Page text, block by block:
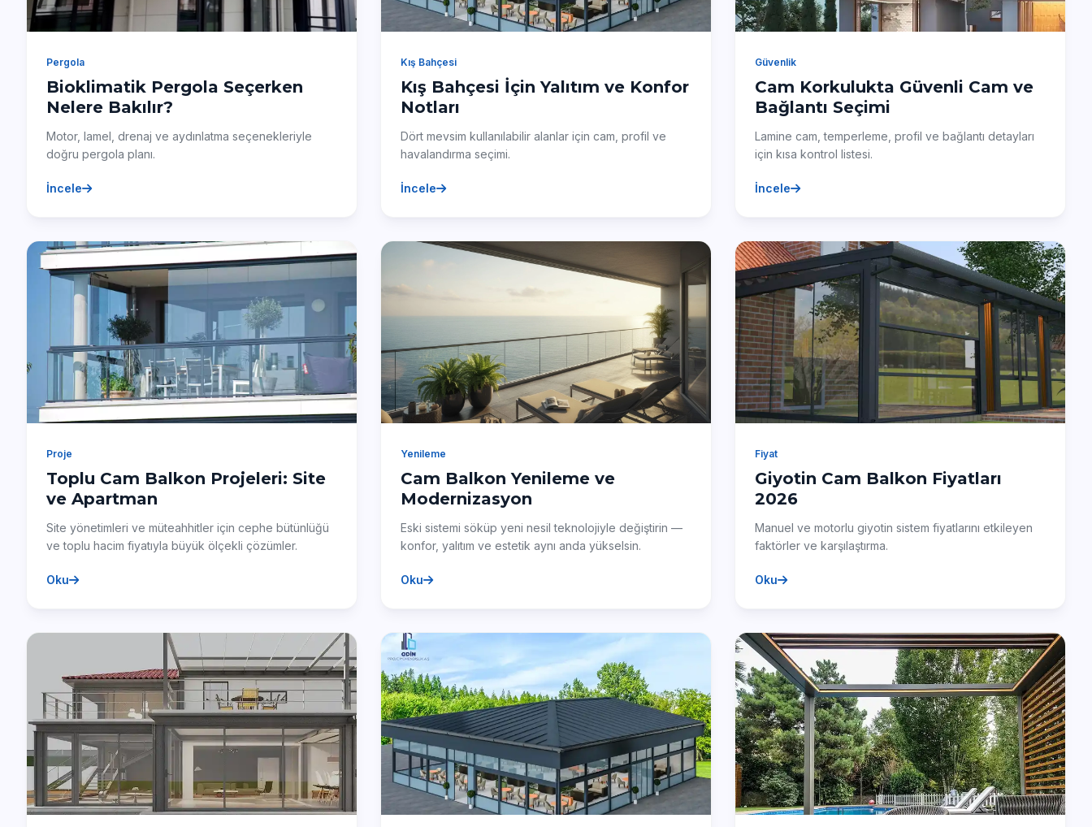
Pergola
Bioklimatik Pergola Seçerken
Nelere Bakılır?
Motor, lamel, drenaj ve aydınlatma seçenekleriyle
doğru pergola planı.
İncele
Kış Bahçesi
Kış Bahçesi İçin Yalıtım ve Konfor
Notları
Dört mevsim kullanılabilir alanlar için cam, profil ve
havalandırma seçimi.
İncele
Güvenlik
Cam Korkulukta Güvenli Cam ve
Bağlantı Seçimi
Lamine cam, temperleme, profil ve bağlantı detayları
için kısa kontrol listesi.
İncele
Proje
Toplu Cam Balkon Projeleri: Site
ve Apartman
Site yönetimleri ve müteahhitler için cephe bütünlüğü
ve toplu hacim fiyatıyla büyük ölçekli çözümler.
Oku
Yenileme
Cam Balkon Yenileme ve
Modernizasyon
Eski sistemi söküp yeni nesil teknolojiyle değiştirin —
konfor, yalıtım ve estetik aynı anda yükselsin.
Oku
Fiyat
Giyotin Cam Balkon Fiyatları
2026
Manuel ve motorlu giyotin sistem fiyatlarını etkileyen
faktörler ve karşılaştırma.
Oku